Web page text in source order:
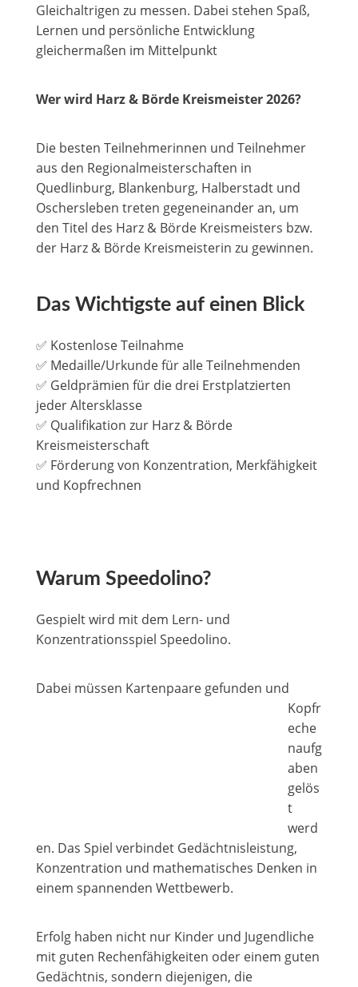
Gleichaltrigen zu messen. Dabei stehen Spaß,
Lernen und persönliche Entwicklung
gleichermaßen im Mittelpunkt
Wer wird Harz & Börde Kreismeister 2026?
Die besten Teilnehmerinnen und Teilnehmer
aus den Regionalmeisterschaften in
Quedlinburg, Blankenburg, Halberstadt und
Oschersleben treten gegeneinander an, um
den Titel des Harz & Börde Kreismeisters bzw.
der Harz & Börde Kreismeisterin zu gewinnen.
Das Wichtigste auf einen Blick
✅ Kostenlose Teilnahme
✅ Medaille/Urkunde für alle Teilnehmenden
✅ Geldprämien für die drei Erstplatzierten
jeder Altersklasse
✅ Qualifikation zur Harz & Börde
Kreismeisterschaft
✅ Förderung von Konzentration, Merkfähigkeit
und Kopfrechnen
Warum Speedolino?
Gespielt wird mit dem Lern- und
Konzentrationsspiel Speedolino.
Dabei müssen Kartenpaare gefunden und
Kopfr
eche
naufg
aben
gelös
t
werd
en. Das Spiel verbindet Gedächtnisleistung,
Konzentration und mathematisches Denken in
einem spannenden Wettbewerb.
Erfolg haben nicht nur Kinder und Jugendliche
mit guten Rechenfähigkeiten oder einem guten
Gedächtnis, sondern diejenigen, die